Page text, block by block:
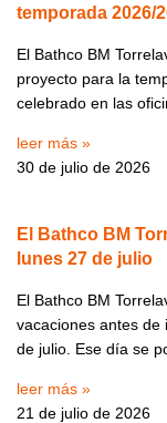
temporada 2026/
El Bathco BM
proyecto para la
celebrado en las
leer más »
30 de julio de 2026
El Bathco BM
lunes 27 de julio
El Bathco BM
vacaciones antes de
de julio. Ese día se
leer más »
21 de julio de 2026